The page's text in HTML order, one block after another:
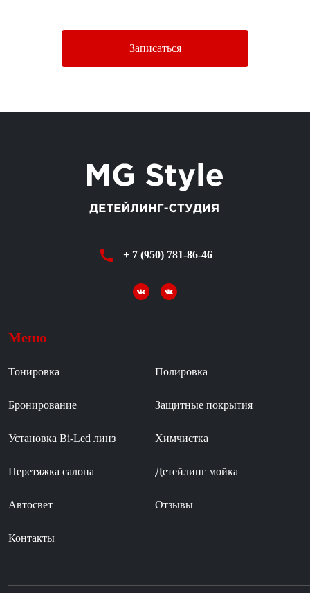
Записаться
+ 7 (950) 781-86-46
Меню
Тонировка Полировка
Бронирование Защитные покрытия
Установка Bi-Led линз Химчистка
Перетяжка салона Детейлинг мойка
Автосвет Отзывы
Контакты